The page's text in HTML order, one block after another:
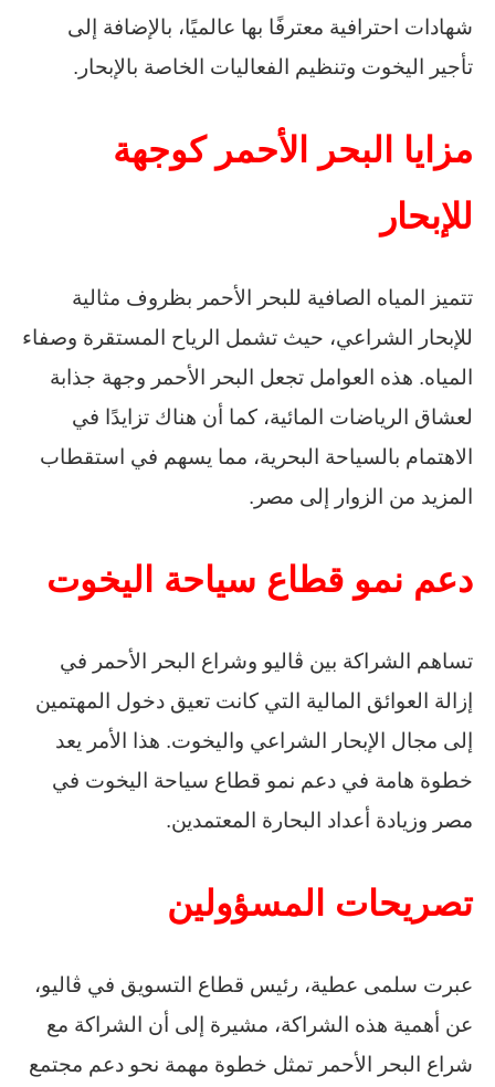
شهادات احترافية معترفًا بها عالميًا، بالإضافة إلى
تأجير اليخوت وتنظيم الفعاليات الخاصة بالإبحار.
مزايا البحر الأحمر كوجهة
للإبحار
تتميز المياه الصافية للبحر الأحمر بظروف مثالية
للإبحار الشراعي، حيث تشمل الرياح المستقرة وصفاء
المياه. هذه العوامل تجعل البحر الأحمر وجهة جذابة
لعشاق الرياضات المائية، كما أن هناك تزايدًا في
الاهتمام بالسياحة البحرية، مما يسهم في استقطاب
المزيد من الزوار إلى مصر.
دعم نمو قطاع سياحة اليخوت
تساهم الشراكة بين ڤاليو وشراع البحر الأحمر في
إزالة العوائق المالية التي كانت تعيق دخول المهتمين
إلى مجال الإبحار الشراعي واليخوت. هذا الأمر يعد
خطوة هامة في دعم نمو قطاع سياحة اليخوت في
مصر وزيادة أعداد البحارة المعتمدين.
تصريحات المسؤولين
عبرت سلمى عطية، رئيس قطاع التسويق في ڤاليو،
عن أهمية هذه الشراكة، مشيرة إلى أن الشراكة مع
شراع البحر الأحمر تمثل خطوة مهمة نحو دعم مجتمع